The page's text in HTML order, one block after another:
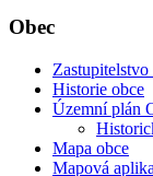
Obec
Zastupitelstvo
Historie obce
Územní plán
Mapa obce
Mapová